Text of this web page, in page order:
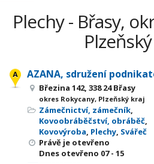
Plechy - Břasy,
AZANA, sdružení
Březina 142, 338 24 Břasy
okres Rokycany, Plzeňský kraj
Zámečnictví, zámečník,
Kovoobráběčství, obráběč,
Kovovýroba, Plechy, Svářeč
Právě je otevřeno
Dnes otevřeno 07 - 15